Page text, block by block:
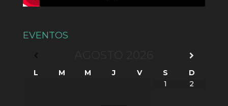
EVENTOS
L M M J V S
D
1
2